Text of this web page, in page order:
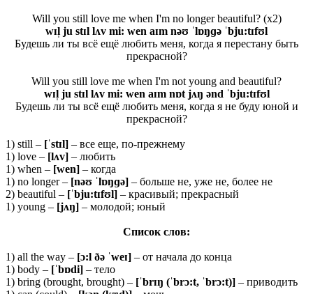
Will you still love me when I'm no longer beautiful? (x2)
wɪl̩ ju stɪl lʌv mi: wen aɪm nəʊ ˈlɒŋɡə ˈbju:tɪfʊl
Будешь ли ты всё ещё любить меня, когда я перестану быть
прекрасной?
Will you still love me when I'm not young and beautiful?
wɪl̩ ju stɪl lʌv mi: wen aɪm nɒt jʌŋ ənd ˈbju:tɪfʊl
Будешь ли ты всё ещё любить меня, когда я не буду юной и
прекрасной?
1) still – [ˈstɪl] – все еще, по-прежнему
1) love – [lʌv] – любить
1) when – [wen] – когда
1) no longer – [nəʊ ˈlɒŋɡə] – больше не, уже не, более не
2) beautiful – [ˈbju:tɪfʊl] – красивый; прекрасный
1) young – [jʌŋ] – молодой; юный
Список слов:
1) all the way – [ɔ:l ðə ˈweɪ] – от начала до конца
1) body – [ˈbɒdi] – тело
1) bring (brought, brought) – [ˈbrɪŋ (ˈbrɔ:t, ˈbrɔ:t)] – приводить